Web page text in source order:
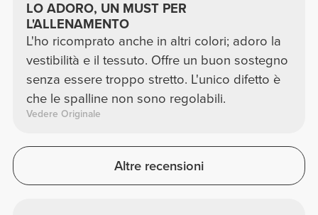
LO ADORO, UN MUST PER
L'ALLENAMENTO
L'ho ricomprato anche in altri colori; adoro la
vestibilità e il tessuto. Offre un buon sostegno
senza essere troppo stretto. L'unico difetto è
che le spalline non sono regolabili.
Vedere Originale
Altre recensioni